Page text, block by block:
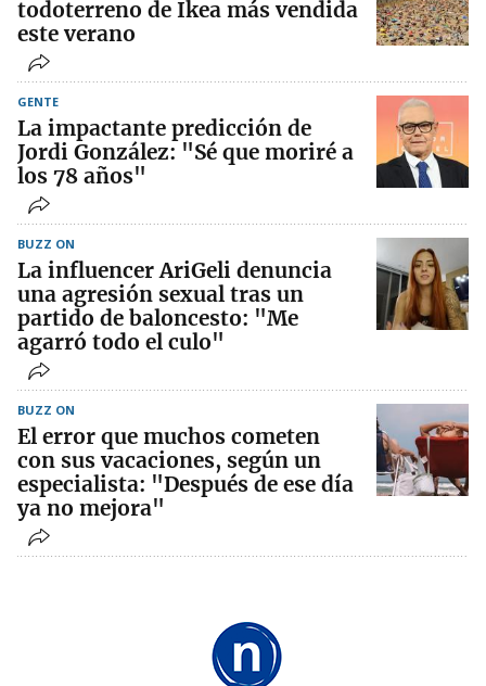
todoterreno de Ikea más vendida
este verano
GENTE
La impactante predicción de
Jordi González: "Sé que moriré a
los 78 años"
BUZZ ON
La influencer AriGeli denuncia
una agresión sexual tras un
partido de baloncesto: "Me
agarró todo el culo"
BUZZ ON
El error que muchos cometen
con sus vacaciones, según un
especialista: "Después de ese día
ya no mejora"